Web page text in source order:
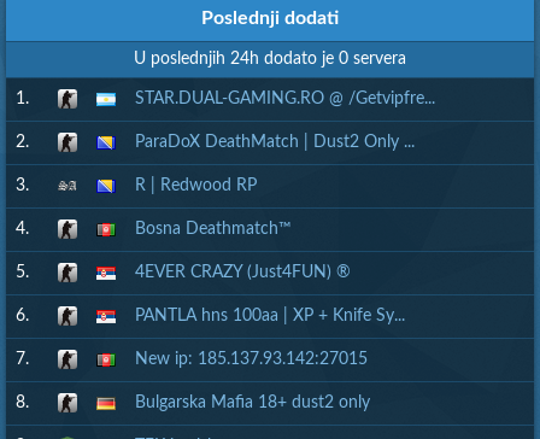
Poslednji dodati
U poslednjih 24h dodato je 0 servera
1. STAR.DUAL-GAMING.RO @ /Getvipfre...
2. ParaDoX DeathMatch | Dust2 Only ...
3. R | Redwood RP
4. Bosna Deathmatch™
5. 4EVER CRAZY (Just4FUN) ®
6. PANTLA hns 100aa | XP + Knife Sy...
7. New ip: 185.137.93.142:27015
8. Bulgarska Mafia 18+ dust2 only